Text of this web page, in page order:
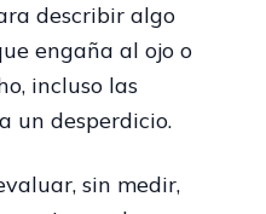
describir algo
engaña al ojo o
incluso las
un desperdicio.
sin medir,